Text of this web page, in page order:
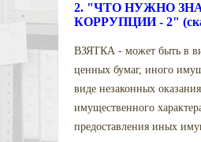
2. "ЧТО НУЖНО
КОРРУПЦИИ - 2"
ВЗЯТКА - может быть в
ценных бумаг, иного
виде незаконных
имущественного
предоставления иных